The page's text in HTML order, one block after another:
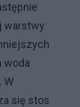
warstwy
woda
W
się stos